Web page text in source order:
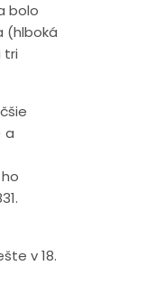
bolo
(hlboká
tri
a
v 18.